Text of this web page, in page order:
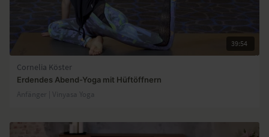
39:54
Cornelia Köster
Erdendes Abend-Yoga mit Hüftöffnern
Anfänger | Vinyasa Yoga